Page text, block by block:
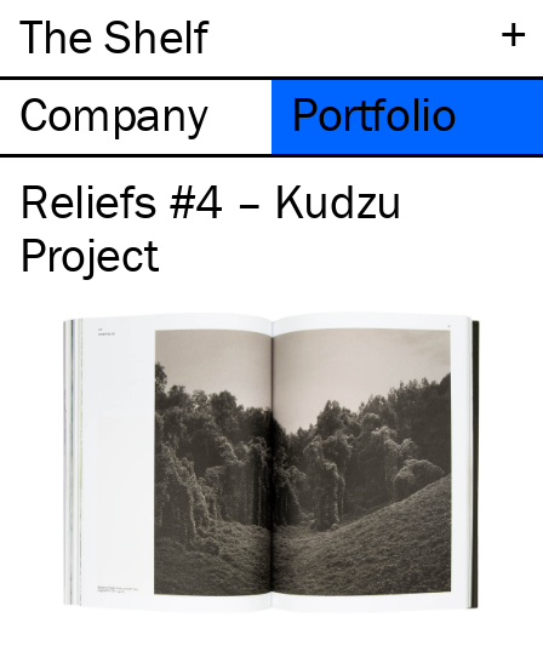
+
The Shelf
Company
Portfolio
Reliefs #4 – Kudzu
Project